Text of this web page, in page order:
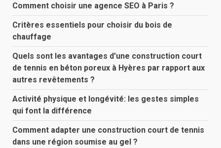
Comment choisir une agence SEO à Paris ?
Critères essentiels pour choisir du bois de
chauffage
Quels sont les avantages d’une construction court
de tennis en béton poreux à Hyères par rapport aux
autres revêtements ?
Activité physique et longévité: les gestes simples
qui font la différence
Comment adapter une construction court de tennis
dans une région soumise au gel ?